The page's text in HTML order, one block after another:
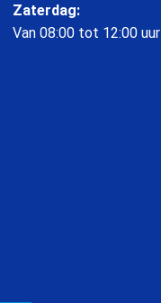
Zaterdag:
Van 08:00 tot 12:00 uur